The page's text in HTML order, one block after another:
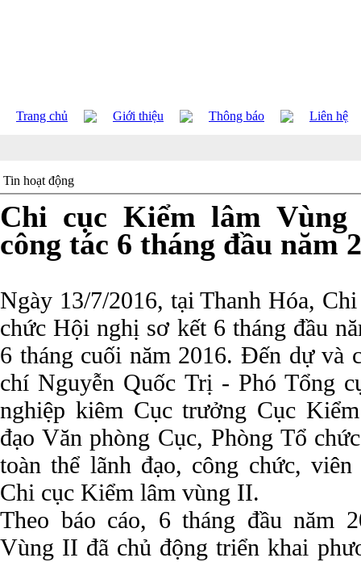
Trang chủ Giới thiệu Thông báo Liên hệ
Tin hoạt động
Chi cục Kiểm lâm
công tác 6 tháng đầu năm
Ngày 13/7/2016, tại Thanh Hóa,
chức Hội nghị sơ kết 6 tháng đầu
6 tháng cuối năm 2016. Đến dự và
chí Nguyễn Quốc Trị - Phó Tổng
nghiệp kiêm Cục trưởng Cục
đạo Văn phòng Cục, Phòng Tổ
toàn thể lãnh đạo, công chức,
Chi cục Kiểm lâm vùng II.
Theo báo cáo, 6 tháng đầu năm
Vùng II đã chủ động triển khai